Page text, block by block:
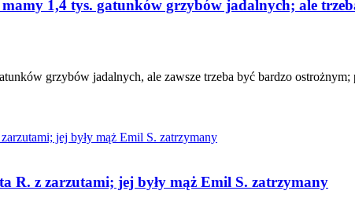
1,4 tys. gatunków grzybów jadalnych; ale
grzybów jadalnych, ale zawsze trzeba być bardzo ostrożnym;
R. z zarzutami; jej były mąż Emil S. zatrzymany